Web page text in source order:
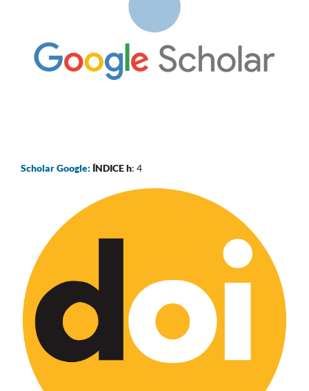
Scholar Google: ÍNDICE h: 4